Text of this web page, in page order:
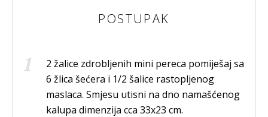
POSTUPAK
2 žalice zdrobljenih mini pereca pomiješaj sa
6 žlica šećera i 1/2 šalice rastopljenog
maslaca. Smjesu utisni na dno namašćenog
kalupa dimenzija cca 33x23 cm.